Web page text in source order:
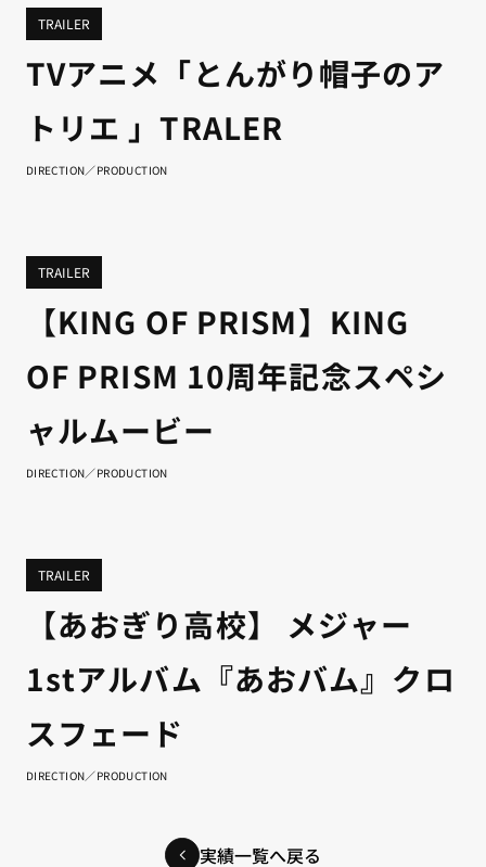
TRAILER
TVアニメ「とんがり帽子のア
トリエ 」TRALER
DIRECTION／PRODUCTION
TRAILER
【KING OF PRISM】KING
OF PRISM 10周年記念スペシ
ャルムービー
DIRECTION／PRODUCTION
TRAILER
【あおぎり高校】 メジャー
1stアルバム『あおバム』クロ
スフェード
DIRECTION／PRODUCTION
実績一覧へ戻る